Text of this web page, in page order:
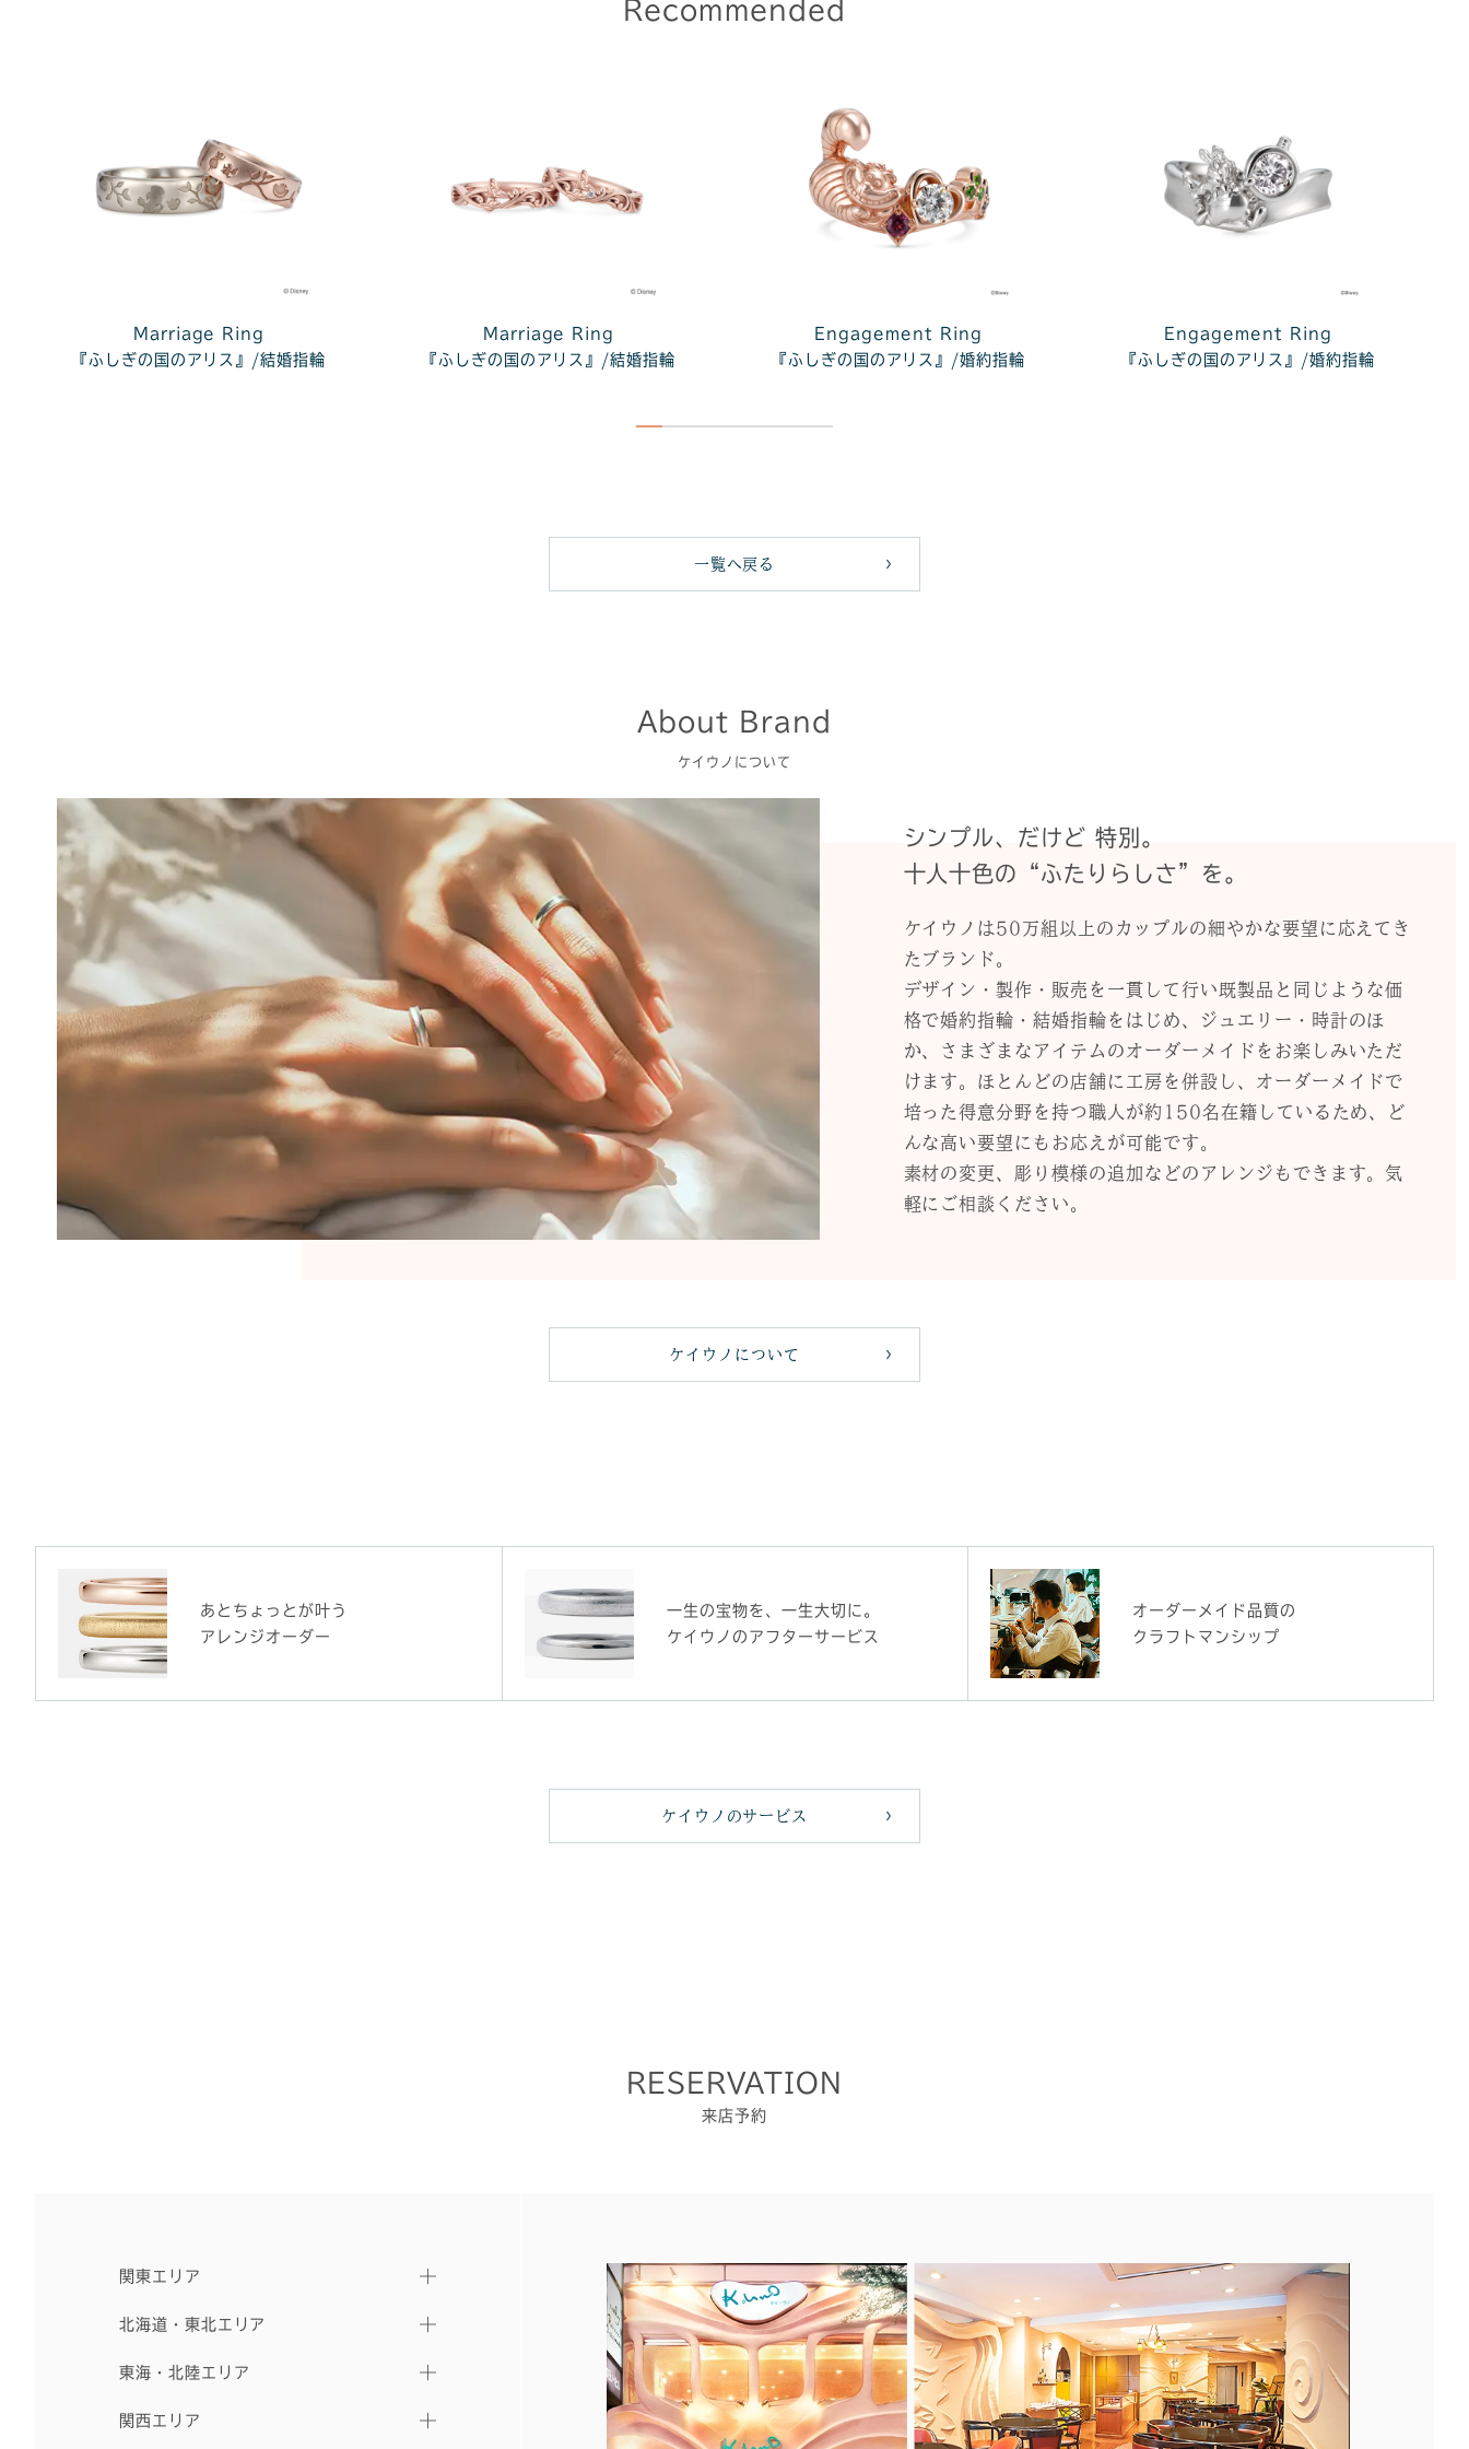
Recommended
Marriage Ring
『ふしぎの国のアリス』/結婚指輪
Marriage Ring
『ふしぎの国のアリス』/結婚指輪
Engagement Ring
『ふしぎの国のアリス』/婚約指輪
Engagement Ring
『ふしぎの国のアリス』/婚約指輪
一覧へ戻る
About Brand
ケイウノについて
シンプル、だけど 特別。
十人十色の“ふたりらしさ”を。
ケイウノは50万組以上のカップルの細やかな要望に応えてき
たブランド。
デザイン・製作・販売を一貫して行い既製品と同じような価
格で婚約指輪・結婚指輪をはじめ、ジュエリー・時計のほ
か、さまざまなアイテムのオーダーメイドをお楽しみいただ
けます。ほとんどの店舗に工房を併設し、オーダーメイドで
培った得意分野を持つ職人が約150名在籍しているため、ど
んな高い要望にもお応えが可能です。
素材の変更、彫り模様の追加などのアレンジもできます。気
軽にご相談ください。
ケイウノについて
あとちょっとが叶う
アレンジオーダー
一生の宝物を、一生大切に。
ケイウノのアフターサービス
オーダーメイド品質の
クラフトマンシップ
ケイウノのサービス
RESERVATION
来店予約
関東エリア
北海道・東北エリア
東海・北陸エリア
関西エリア